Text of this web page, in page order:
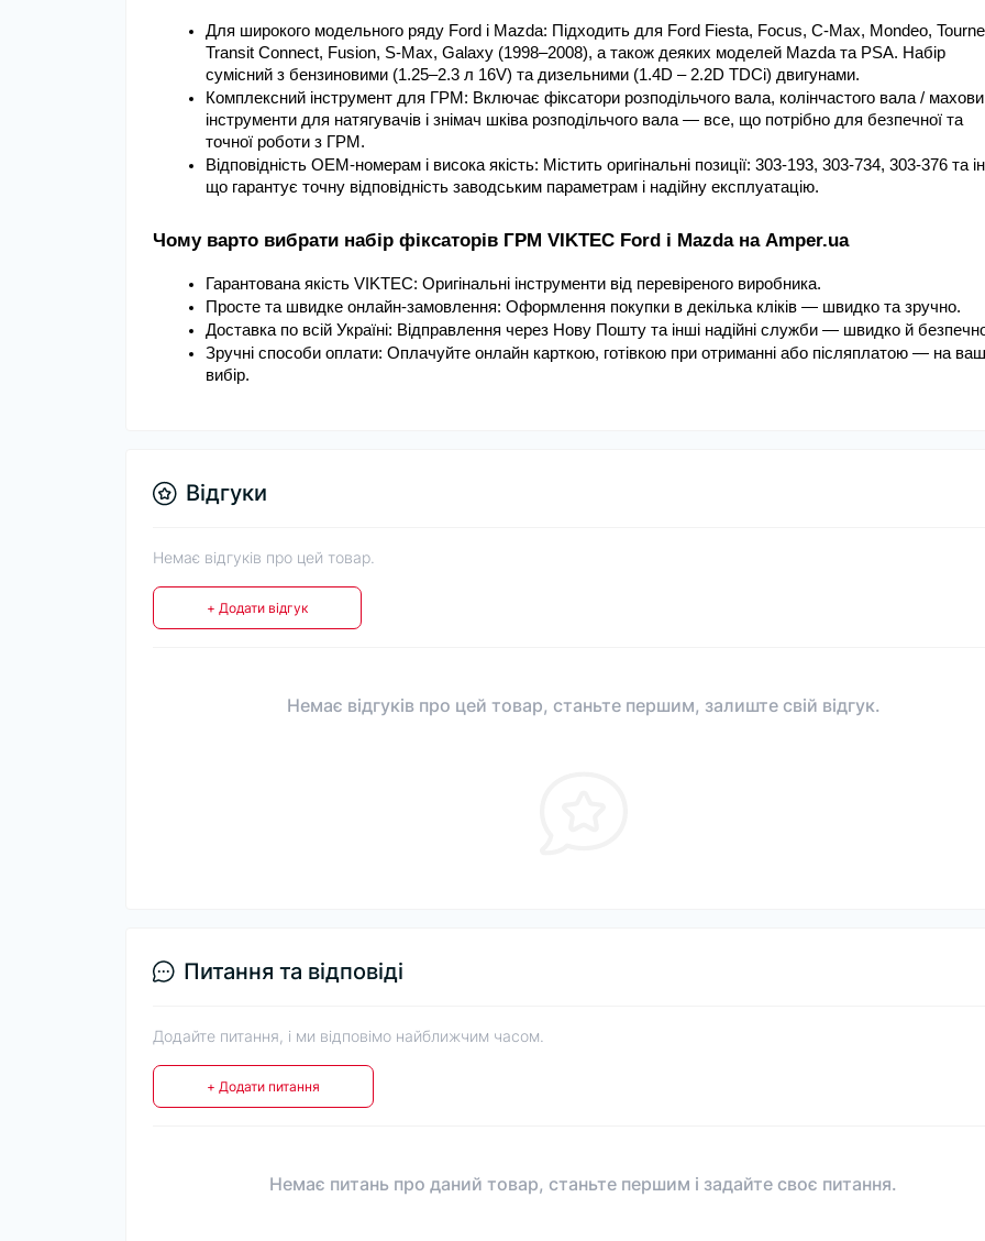
Для широкого модельного ряду Ford і Mazda: Підходить для Ford Fiesta, Focus, C‑Max, Mondeo,
Transit Connect, Fusion, S‑Max, Galaxy (1998–2008), а також деяких моделей Mazda та PSA. Набір
сумісний з бензиновими (1.25–2.3 л 16V) та дизельними (1.4D – 2.2D TDCi) двигунами.
Комплексний інструмент для ГРМ: Включає фіксатори розподільчого вала, колінчастого вала /
інструменти для натягувачів і знімач шківа розподільчого вала — все, що потрібно для безпечної та
точної роботи з ГРМ.
Відповідність OEM‑номерам і висока якість: Містить оригінальні позиції: 303‑193, 303‑734, 303‑376 та
що гарантує точну відповідність заводським параметрам і надійну експлуатацію.
Чому варто вибрати набір фіксаторів ГРМ VIKTEC Ford і Mazda на Amper.ua
Гарантована якість VIKTEC: Оригінальні інструменти від перевіреного виробника.
Просте та швидке онлайн-замовлення: Оформлення покупки в декілька кліків — швидко та зручно.
Доставка по всій Україні: Відправлення через Нову Пошту та інші надійні служби — швидко й
Зручні способи оплати: Оплачуйте онлайн карткою, готівкою при отриманні або післяплатою — на ваш
вибір.
Відгуки
Немає відгуків про цей товар.
+ Додати відгук
Немає відгуків про цей товар, станьте першим, залиште свій відгук.
Питання та відповіді
Додайте питання, і ми відповімо найближчим часом.
+ Додати питання
Немає питань про даний товар, станьте першим і задайте своє питання.